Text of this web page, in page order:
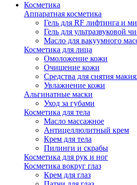
Косметика
Аппаратная косметика
Гель для RF лифтинга и
Гель для ультразвуковой
Масло для вакуумного
Косметика для лица
Омоложение кожи
Очищение кожи
Средства для снятия
Увлажнение кожи
Альгинатные маски
Уход за губами
Косметика для тела
Масло массажное
Антицеллюлитный крем
Крем для тела
Пилинги и скрабы
Косметика для рук и ног
Косметика вокруг глаз
Крем для глаз